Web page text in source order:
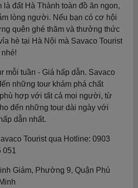
là đất Hà Thành toàn đồ ăn ngon,
lòng người. Nếu bạn có cơ hội
quên ghé thăm và thưởng thức
hè tại Hà Nội mà Savaco Tourist
mỗi tuần - Giá hấp dẫn. Savaco
những tour khám phá chất
hợp với tất cả mọi người, từ
đến những tour dài ngày với
dẫn nhất.
Tourist qua Hotline: 0903
Giám, Phường 9, Quận Phú